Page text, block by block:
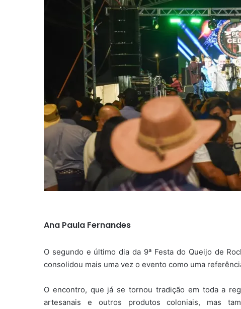
Ana Paula Fernandes
O segundo e último dia da 9ª Festa do Queijo de
consolidou mais uma vez o evento como uma
O encontro, que já se tornou tradição em toda a
artesanais e outros produtos coloniais, mas